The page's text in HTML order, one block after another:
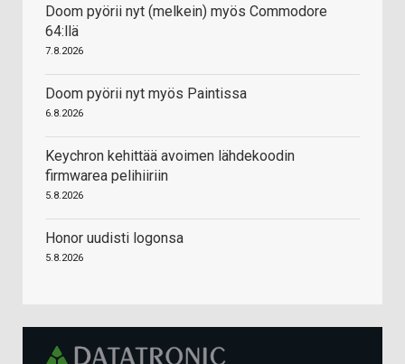
Doom pyörii nyt (melkein) myös Commodore
64:llä
7.8.2026
Doom pyörii nyt myös Paintissa
6.8.2026
Keychron kehittää avoimen lähdekoodin
firmwarea pelihiiriin
5.8.2026
Honor uudisti logonsa
5.8.2026